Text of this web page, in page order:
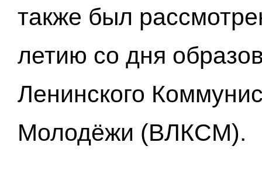
также был
летию со дня
Ленинского
Молодёжи (ВЛКСМ).